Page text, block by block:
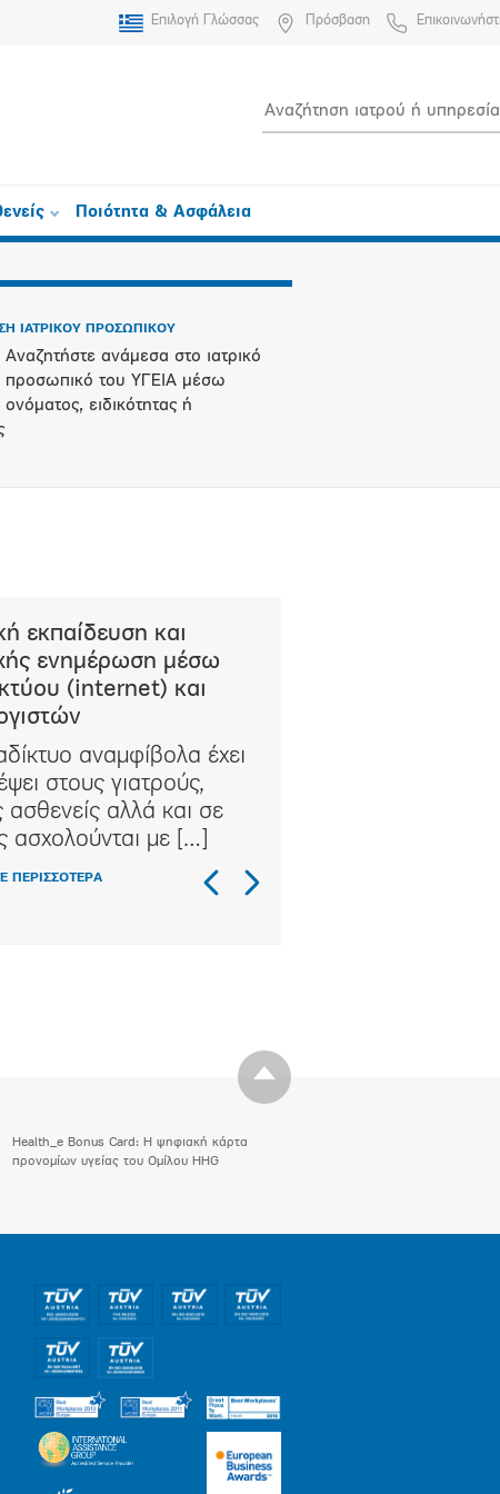
Επιλογή Γλώσσας Πρόσβαση
Ποιότητα & Ασφάλεια
ΙΑΤΡΙΚΟΥ ΠΡΟΣΩΠΙΚΟΥ
Αναζητήστε ανάμεσα στο ιατρικό
προσωπικό του ΥΓΕΙΑ μέσω
ονόματος, ειδικότητας ή
εκπαίδευση και
ενημέρωση μέσω
(internet) και
αναμφίβολα έχει
στους γιατρούς,
ασθενείς αλλά και σε
ασχολούνται με […]
ΠΕΡΙΣΣΟΤΕΡΑ
Health_e Bonus Card: H ψηφιακή κάρτα
προνομίων υγείας του Ομίλου HHG